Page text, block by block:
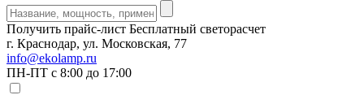
Получить прайс-лист Бесплатный светорасчет
г. Краснодар, ул. Московская, 77
info@ekolamp.ru
ПН-ПТ с 8:00 до 17:00